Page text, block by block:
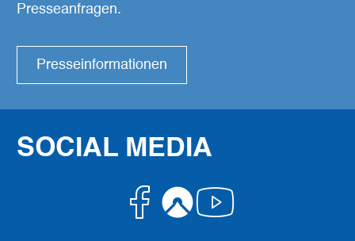
Presseanfragen.
Presseinformationen
SOCIAL MEDIA
Facebook
Komoot
Youtube